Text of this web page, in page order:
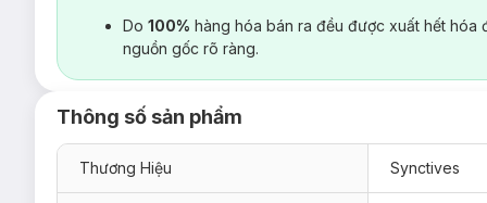
Do 100% hàng hóa bán ra đều được xuất hết hóa
nguồn gốc rõ ràng.
Thông số sản phẩm
Thương Hiệu Synctives